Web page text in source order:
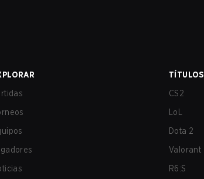
TÍTULOS
CS2
LoL
Dota 2
Valorant
R6:S